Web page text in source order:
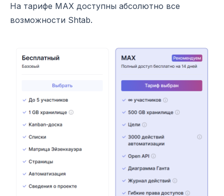
На тарифе MAX доступны абсолютно все
возможности Shtab.